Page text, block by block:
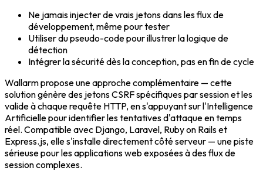
Ne jamais injecter de vrais jetons dans les flux de
développement, même pour tester
Utiliser du pseudo-code pour illustrer la logique de
détection
Intégrer la sécurité dès la conception, pas en fin de cycle
Wallarm propose une approche complémentaire — cette
solution génère des jetons CSRF spécifiques par session et les
valide à chaque requête HTTP, en s'appuyant sur l'Intelligence
Artificielle pour identifier les tentatives d'attaque en temps
réel. Compatible avec Django, Laravel, Ruby on Rails et
Express.js, elle s'installe directement côté serveur — une piste
sérieuse pour les applications web exposées à des flux de
session complexes.